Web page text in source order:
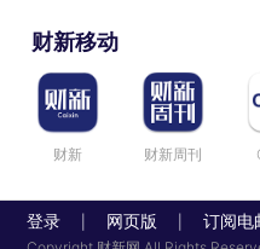
财新移动
财新 财新周刊
登录 网页版 订阅电